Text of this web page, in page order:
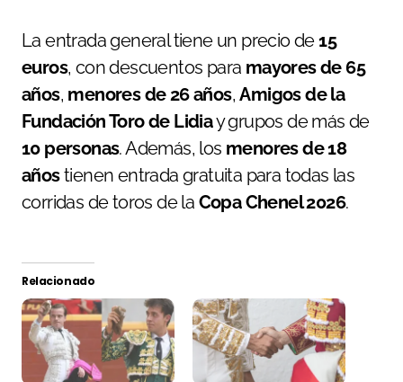
La entrada general tiene un precio de15
euros, con descuentos para mayores de 65
años, menores de 26 años,Amigos de la
Fundación Toro de Lidiay grupos de más de
10 personas. Además, los menores de 18
añostienen entrada gratuita para todas las
corridas de toros de la Copa Chenel 2026.
Relacionado